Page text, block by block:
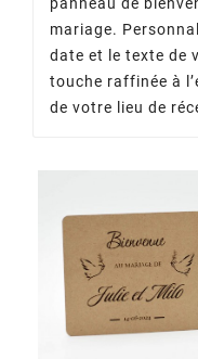
mariage.
date et le texte de
touche raffinée à
de votre lieu de